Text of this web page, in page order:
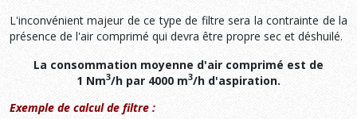
L'inconvénient majeur de ce type de filtre sera la contrainte de la
présence de l'air comprimé qui devra être propre sec et déshuilé.
La consommation moyenne d'air comprimé est de
1 Nm3/h par 4000 m3/h d'aspiration.
Exemple de calcul de filtre :